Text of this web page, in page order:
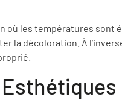
où les températures sont
la décoloration. À